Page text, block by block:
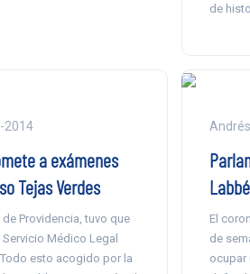
de
2014
a exámenes
Tejas Verdes
Providencia, tuvo que
Médico Legal
esto acogido por la
El
de
ocupar